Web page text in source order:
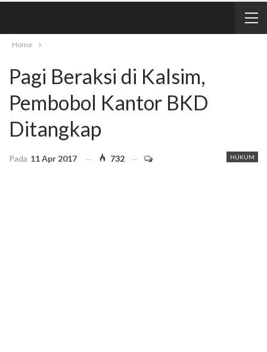
Home
Pagi Beraksi di Kalsim,
Pembobol Kantor BKD
Ditangkap
HUKUM
Pada 11 Apr 2017 732